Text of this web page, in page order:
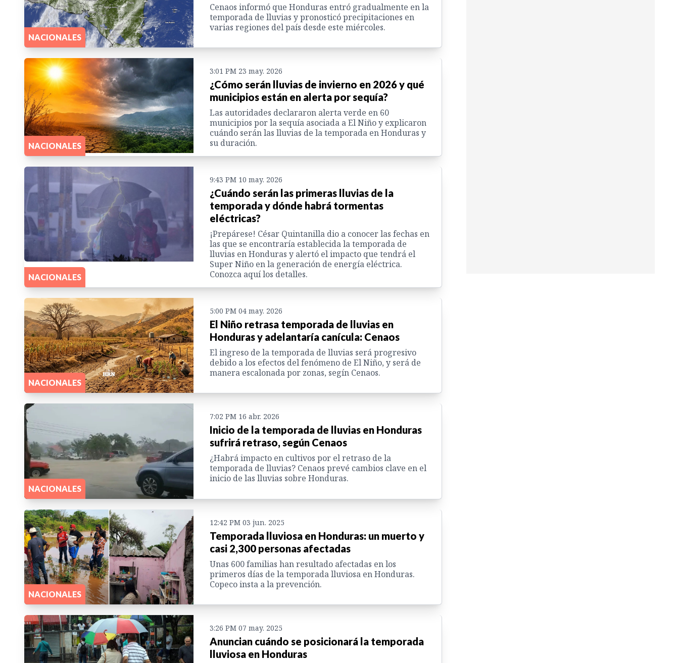
NACIONALES
Cenaos informó que Honduras entró gradualmente en la
temporada de lluvias y pronosticó precipitaciones en
varias regiones del país desde este miércoles.
NACIONALES
3:01 PM 23 may. 2026
¿Cómo serán lluvias de invierno en 2026 y qué
municipios están en alerta por sequía?
Las autoridades declararon alerta verde en 60
municipios por la sequía asociada a El Niño y explicaron
cuándo serán las lluvias de la temporada en Honduras y
su duración.
NACIONALES
9:43 PM 10 may. 2026
¿Cuándo serán las primeras lluvias de la
temporada y dónde habrá tormentas
eléctricas?
¡Prepárese! César Quintanilla dio a conocer las fechas en
las que se encontraría establecida la temporada de
lluvias en Honduras y alertó el impacto que tendrá el
Super Niño en la generación de energía eléctrica.
Conozca aquí los detalles.
NACIONALES
5:00 PM 04 may. 2026
El Niño retrasa temporada de lluvias en
Honduras y adelantaría canícula: Cenaos
El ingreso de la temporada de lluvias será progresivo
debido a los efectos del fenómeno de El Niño, y será de
manera escalonada por zonas, segín Cenaos.
NACIONALES
7:02 PM 16 abr. 2026
Inicio de la temporada de lluvias en Honduras
sufrirá retraso, según Cenaos
¿Habrá impacto en cultivos por el retraso de la
temporada de lluvias? Cenaos prevé cambios clave en el
inicio de las lluvias sobre Honduras.
NACIONALES
12:42 PM 03 jun. 2025
Temporada lluviosa en Honduras: un muerto y
casi 2,300 personas afectadas
Unas 600 familias han resultado afectadas en los
primeros días de la temporada lluviosa en Honduras.
Copeco insta a la prevención.
3:26 PM 07 may. 2025
Anuncian cuándo se posicionará la temporada
lluviosa en Honduras